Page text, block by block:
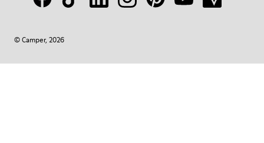
© Camper, 2026